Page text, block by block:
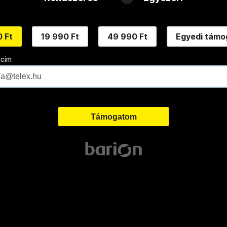
Ft 19 990 Ft 49 990 Ft Egyedi